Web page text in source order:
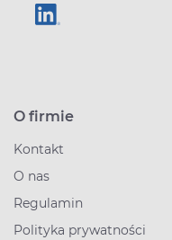
O firmie
Kontakt
O nas
Regulamin
Polityka prywatności